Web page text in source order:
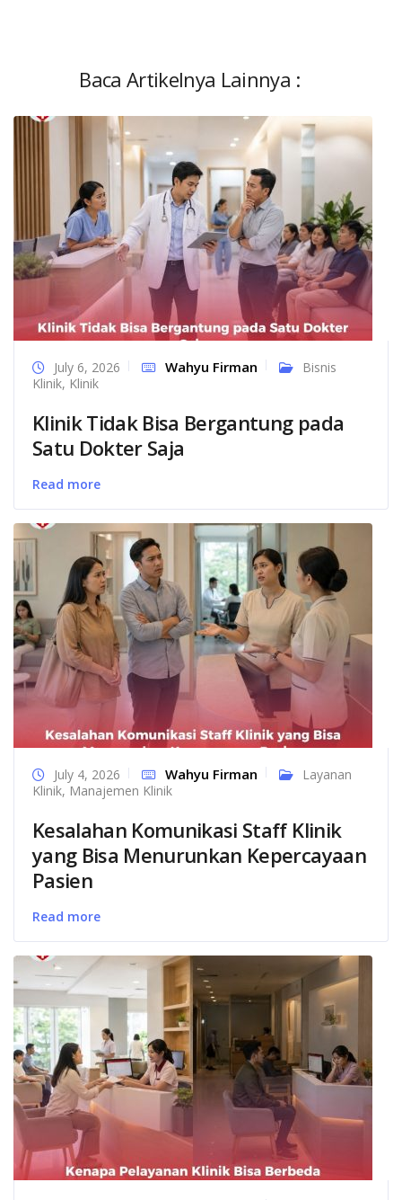
Baca Artikelnya Lainnya :
July 6, 2026 Wahyu Firman
Bisnis
Klinik, Klinik
Klinik Tidak Bisa Bergantung pada
Satu Dokter Saja
Read more
July 4, 2026 Wahyu Firman
Layanan
Klinik, Manajemen Klinik
Kesalahan Komunikasi Staff Klinik
yang Bisa Menurunkan Kepercayaan
Pasien
Read more